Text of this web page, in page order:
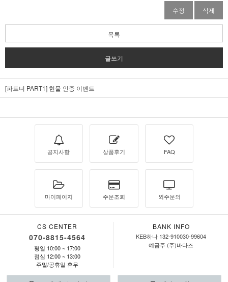
수정 삭제
목록
글쓰기
[파트너 PART1] 현물 인증 이벤트
공지사항 상품후기 FAQ
마이페이지 주문조회 외주문의
CS CENTER
070-8815-4564
평일 10:00 ~ 17:00
점심 12:00 ~ 13:00
주말/공휴일 휴무
BANK INFO
KEB하나 132-910030-99604
예금주 (주)바다즈